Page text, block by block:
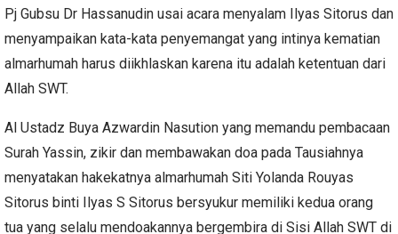
Pj Gubsu Dr Hassanudin usai acara menyalam Ilyas Sitorus dan
menyampaikan kata-kata penyemangat yang intinya kematian
almarhumah harus diikhlaskan karena itu adalah ketentuan dari
Allah SWT.
Al Ustadz Buya Azwardin Nasution yang memandu pembacaan
Surah Yassin, zikir dan membawakan doa pada Tausiahnya
menyatakan hakekatnya almarhumah Siti Yolanda Rouyas
Sitorus binti Ilyas S Sitorus bersyukur memiliki kedua orang
tua yang selalu mendoakannya bergembira di Sisi Allah SWT di